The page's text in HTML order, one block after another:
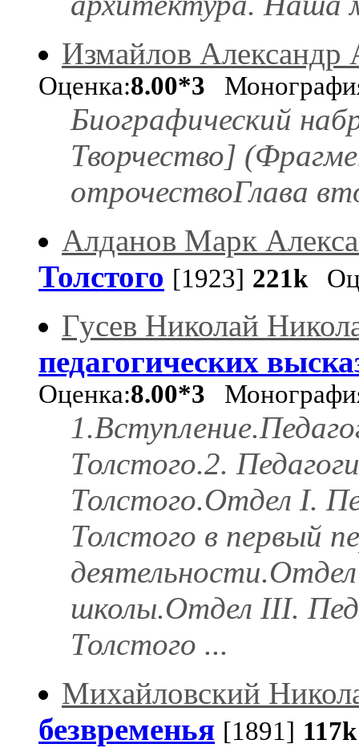
Измайлов Александр
Оценка:8.00*3
Биографический
Творчество]
отрочествоГлава
Алданов Марк
Толстого [1923] 221k
Гусев Николай
педагогических
Оценка:8.00*3
Толстого.2.
Толстого.Отдел I.
Толстого в первый
школы.Отдел III.
Толстого ...
Михайловский
безвременья [1891] 117k